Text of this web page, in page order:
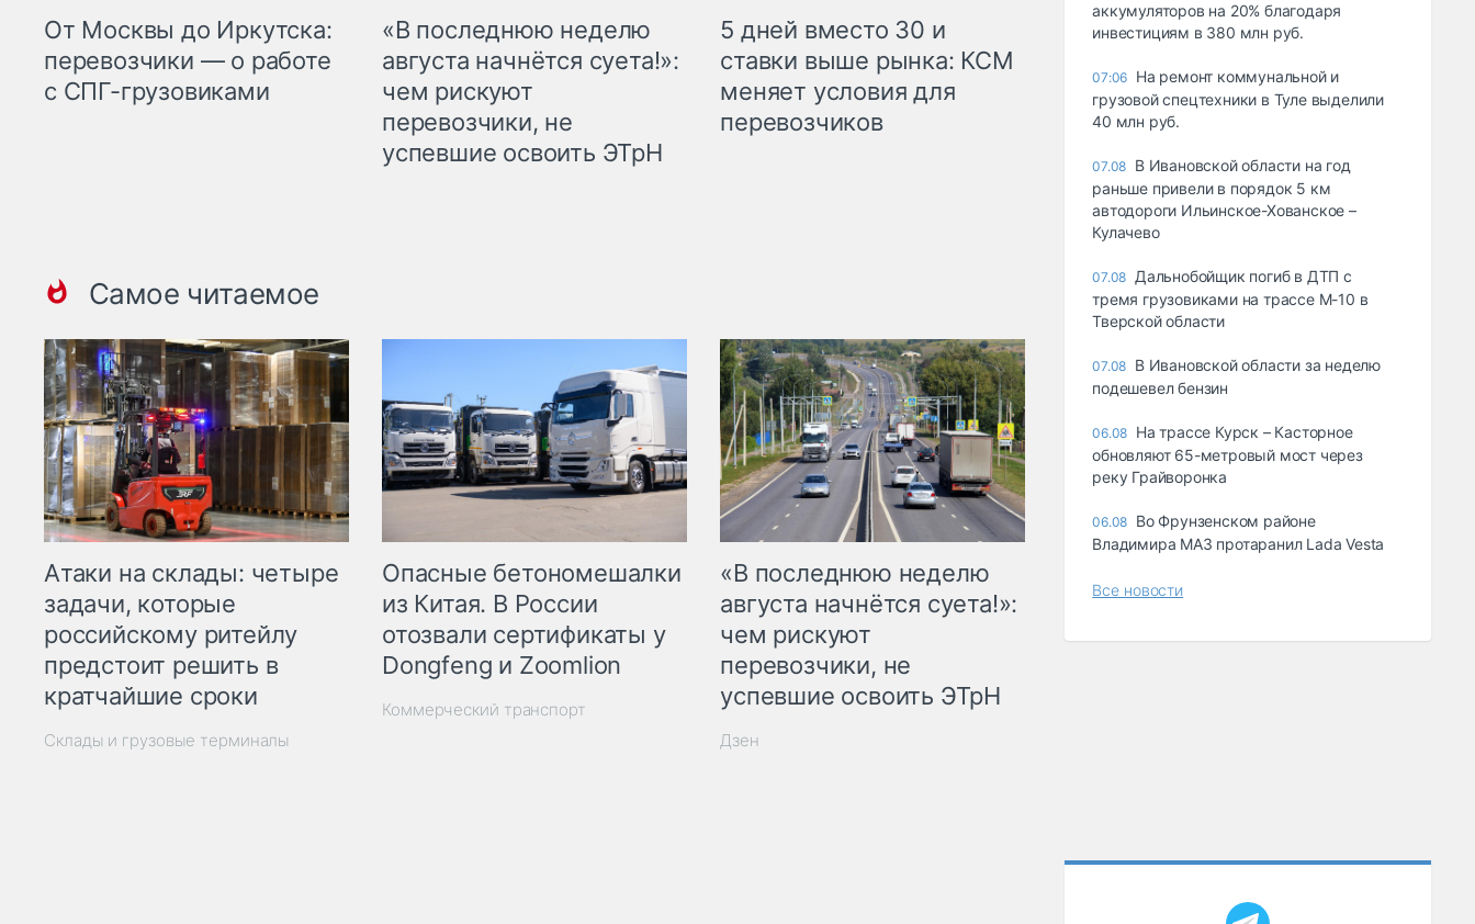
От Москвы до Иркутска:
перевозчики — о работе
с СПГ-грузовиками
«В последнюю неделю
августа начнётся суета!»:
чем рискуют
перевозчики, не
успевшие освоить ЭТрН
5 дней вместо 30 и
ставки выше рынка: КСМ
меняет условия для
перевозчиков
Самое читаемое
Атаки на склады: четыре
задачи, которые
российскому ритейлу
предстоит решить в
кратчайшие сроки
Склады и грузовые терминалы
Опасные бетономешалки
из Китая. В России
отозвали сертификаты у
Dongfeng и Zoomlion
Коммерческий транспорт
«В последнюю неделю
августа начнётся суета!»:
чем рискуют
перевозчики, не
успевшие освоить ЭТрН
Дзен
аккумуляторов на 20% благодаря
инвестициям в 380 млн руб.
07:06 На ремонт коммунальной и
грузовой спецтехники в Туле выделили
40 млн руб.
07.08 В Ивановской области на год
раньше привели в порядок 5 км
автодороги Ильинское-Хованское –
Кулачево
07.08 Дальнобойщик погиб в ДТП с
тремя грузовиками на трассе М-10 в
Тверской области
07.08 В Ивановской области за неделю
подешевел бензин
06.08 На трассе Курск – Касторное
обновляют 65-метровый мост через
реку Грайворонка
06.08 Во Фрунзенском районе
Владимира МАЗ протаранил Lada Vesta
Все новости